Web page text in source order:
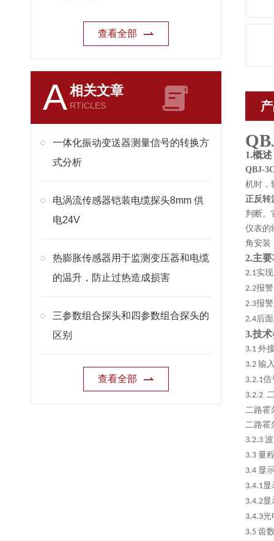
查看全部
A相关文章
RTICLES
一体化振动变送器测量信号的转换方
式分析
电涡流传感器铠装电缆探头8mm 供
电24V
热膨胀传感器用于监测变压器和电缆
的温升，防止过热造成损害
三参数组合探头和四参数组合探头的
区别
查看全部
1.概述
QBJ-
机时，
正反转
判断。
仪表的
角安装
2.主
2.1实
2.2报
2.3报
2.4后
3.技
3.1 外
3.2 输
3.2.1信
3.2.2
二路霍
二路霍
3.2.3
3.3 量
3.4 显
3.4.1显
3.4.2显
3.4.3光
3.5 齿